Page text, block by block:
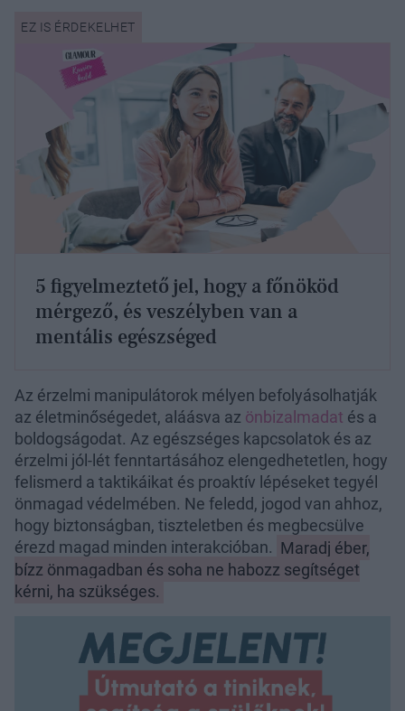
5 figyelmeztető jel, hogy a főnököd
mérgező, és veszélyben van a
mentális egészséged
Az érzelmi manipulátorok mélyen befolyásolhatják
az életminőségedet, aláásva az önbizalmadat és a
boldogságodat. Az egészséges kapcsolatok és az
érzelmi jól-lét fenntartásához elengedhetetlen, hogy
felismerd a taktikáikat és proaktív lépéseket tegyél
önmagad védelmében. Ne feledd, jogod van ahhoz,
hogy biztonságban, tiszteletben és megbecsülve
érezd magad minden interakcióban. Maradj éber,
bízz önmagadban és soha ne habozz segítséget
kérni, ha szükséges.